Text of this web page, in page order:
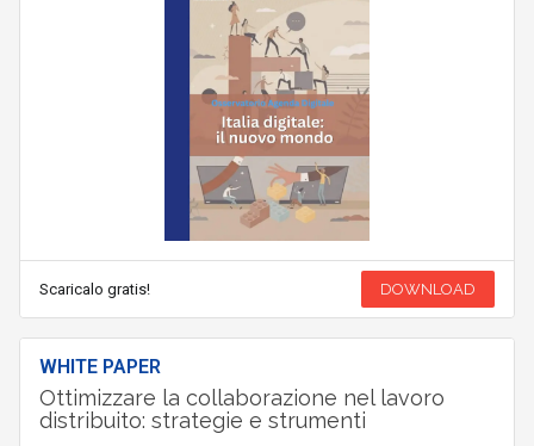
Scaricalo gratis! DOWNLOAD
WHITE PAPER
Ottimizzare la collaborazione nel lavoro
distribuito: strategie e strumenti